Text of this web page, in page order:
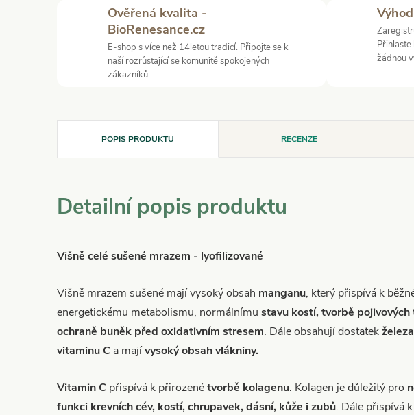
Ověřená kvalita -
BioRenesance.cz
E-shop s více než 14letou tradicí. Připojte se k
naší rozrůstající se komunitě spokojených
zákazníků.
žádnou
POPIS PRODUKTU RECENZE
Detailní popis produktu
Višně celé sušené mrazem - lyofilizované
Višně mrazem sušené mají vysoký obsah manganu, který přispívá k
energetickému metabolismu, normálnímu stavu kostí, tvorbě pojivových
ochraně buněk před oxidativním stresem. Dále obsahují dostatekželeza
vitaminu C a majívysoký obsah vlákniny.
Vitamin C přispívá k přirozenétvorbě kolagenu. Kolagen je důležitý pro
funkci krevních cév, kostí, chrupavek, dásní, kůže i zubů. Dále přispívá